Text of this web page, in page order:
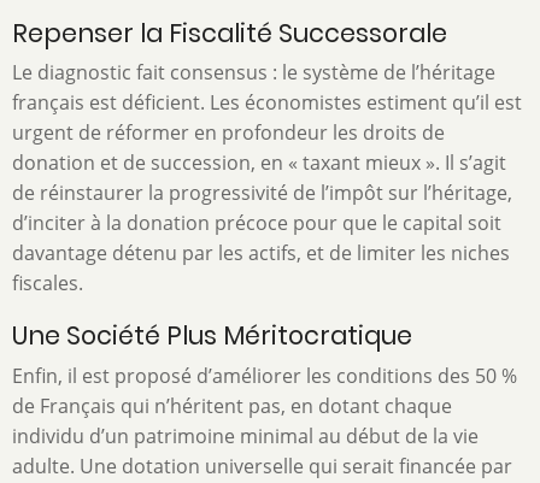
Repenser la Fiscalité Successorale
Le diagnostic fait consensus : le système de l’héritage
français est déficient. Les économistes estiment qu’il est
urgent de réformer en profondeur les droits de
donation et de succession, en « taxant mieux ». Il s’agit
de réinstaurer la progressivité de l’impôt sur l’héritage,
d’inciter à la donation précoce pour que le capital soit
davantage détenu par les actifs, et de limiter les niches
fiscales.
Une Société Plus Méritocratique
Enfin, il est proposé d’améliorer les conditions des 50 %
de Français qui n’héritent pas, en dotant chaque
individu d’un patrimoine minimal au début de la vie
adulte. Une dotation universelle qui serait financée par